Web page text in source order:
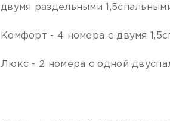
двумя раздельными
Комфорт - 4 номера с двумя
Люкс - 2 номера с одной